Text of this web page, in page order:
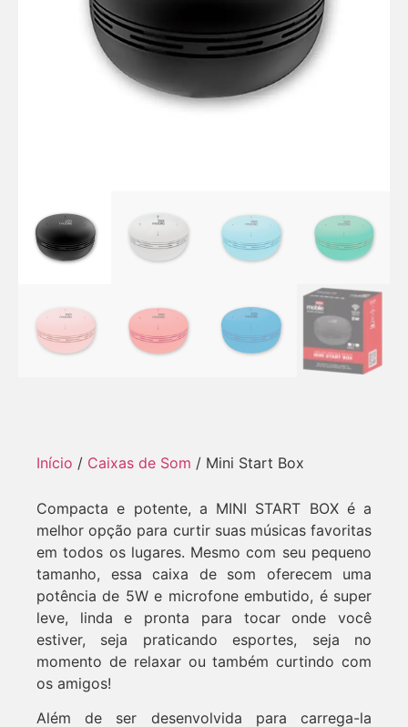
Início / Caixas de Som / Mini Start Box
Compacta e potente, a MINI START BOX é a
melhor opção para curtir suas músicas favoritas
em todos os lugares. Mesmo com seu pequeno
tamanho, essa caixa de som oferecem uma
potência de 5W e microfone embutido, é super
leve, linda e pronta para tocar onde você
estiver, seja praticando esportes, seja no
momento de relaxar ou também curtindo com
os amigos!
Além de ser desenvolvida para carrega-la